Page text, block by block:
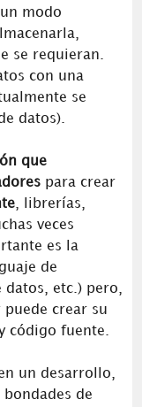
modo
se requieran.
con una
se
datos).
que
para crear
, librerías,
veces
es la
de
datos, etc.) pero,
crear su
código fuente.
un desarrollo,
de